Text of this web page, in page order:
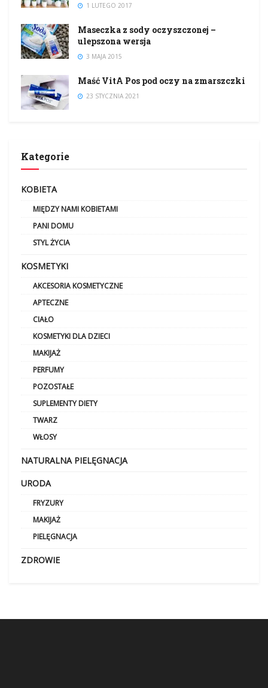
1 LUTEGO 2017
Maseczka z sody oczyszczonej –
ulepszona wersja
3 MAJA 2015
Maść VitA Pos pod oczy na zmarszczki
23 STYCZNIA 2021
Kategorie
KOBIETA
MIĘDZY NAMI KOBIETAMI
PANI DOMU
STYL ŻYCIA
KOSMETYKI
AKCESORIA KOSMETYCZNE
APTECZNE
CIAŁO
KOSMETYKI DLA DZIECI
MAKIJAŻ
PERFUMY
POZOSTAŁE
SUPLEMENTY DIETY
TWARZ
WŁOSY
NATURALNA PIELĘGNACJA
URODA
FRYZURY
MAKIJAŻ
PIELĘGNACJA
ZDROWIE